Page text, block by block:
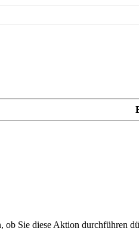
ob Sie diese Aktion durchführen